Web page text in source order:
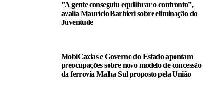
”A gente conseguiu equilibrar o confronto”,
avalia Maurício Barbieri sobre eliminação do
Juventude
MobiCaxias e Governo do Estado apontam
preocupações sobre novo modelo de concessão
da ferrovia Malha Sul proposto pela União